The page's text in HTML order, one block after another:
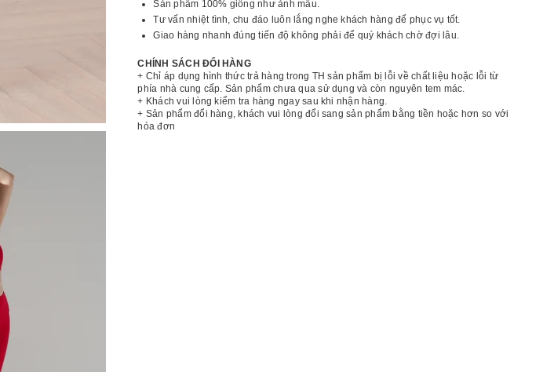
Sản phẩm 100% giống như ảnh mẫu.
Tư vấn nhiệt tình, chu đáo luôn lắng nghe khách hàng để phục vụ tốt.
Giao hàng nhanh đúng tiến độ không phải để quý khách chờ đợi lâu.
CHÍNH SÁCH ĐỔI HÀNG
+ Chỉ áp dụng hình thức trả hàng trong TH sản phẩm bị lỗi về chất liệu hoặc lỗi từ
phía nhà cung cấp. Sản phẩm chưa qua sử dụng và còn nguyên tem mác.
+ Khách vui lòng kiểm tra hàng ngay sau khi nhận hàng.
+ Sản phẩm đổi hàng, khách vui lòng đổi sang sản phẩm bằng tiền hoặc hơn so với
hóa đơn